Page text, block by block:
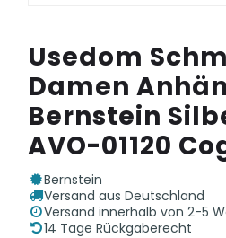
Usedom
Damen
Bernstein
AVO-01120
Bernstein
Versand aus Deutschland
Versand innerhalb von 2-5
14 Tage Rückgaberecht